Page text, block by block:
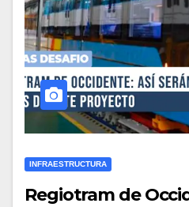
INFRAESTRUCTURA
Regiotram de